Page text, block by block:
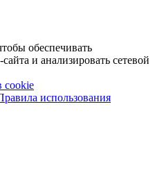
обеспечивать
и анализировать сетевой
cookie
использования